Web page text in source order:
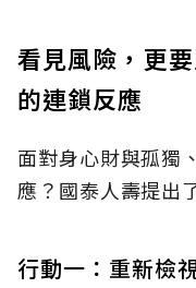
看見風險，更
的連鎖反應
面對身心財與孤獨
應？國泰人壽提出
行動一：重新檢